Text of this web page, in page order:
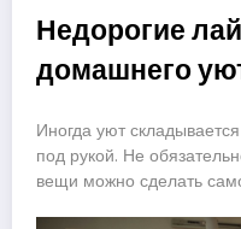
Недорогие
домашнего
Иногда уют
под рукой. Не
вещи можно сделать